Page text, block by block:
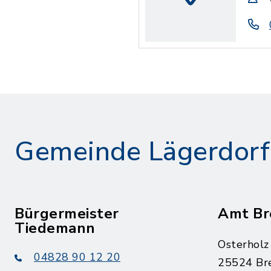
Gemeinde Lägerdorf
Bürgermeister
Tiedemann
04828 90 12 20
Amt
25524